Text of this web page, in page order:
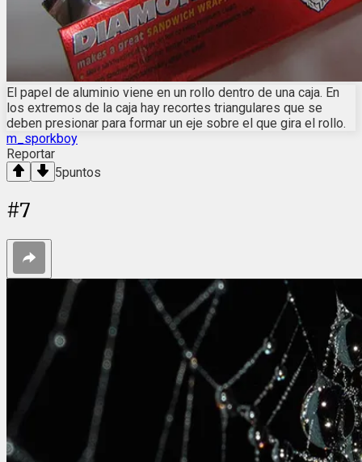
El papel de aluminio viene en un rollo dentro de una caja. En
los extremos de la caja hay recortes triangulares que se
deben presionar para formar un eje sobre el que gira el rollo.
m_sporkboy
Reportar
5puntos
#7